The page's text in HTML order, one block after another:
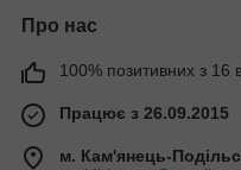
Про нас
100% позитивних з 16
Працює з 26.09.2015
м. Кам'янець-